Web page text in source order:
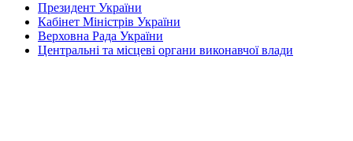
Президент України
Кабінет Міністрів України
Верховна Рада України
Центральні та місцеві органи виконавчої влади